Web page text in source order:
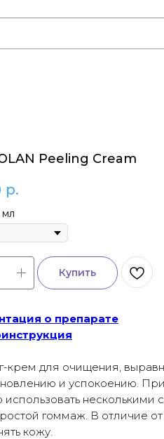
Peeling Cream
р.
Купить
о препарате
крем для очищения,
и успокоению.
несколькими
гоммаж. В отличие
кожу.